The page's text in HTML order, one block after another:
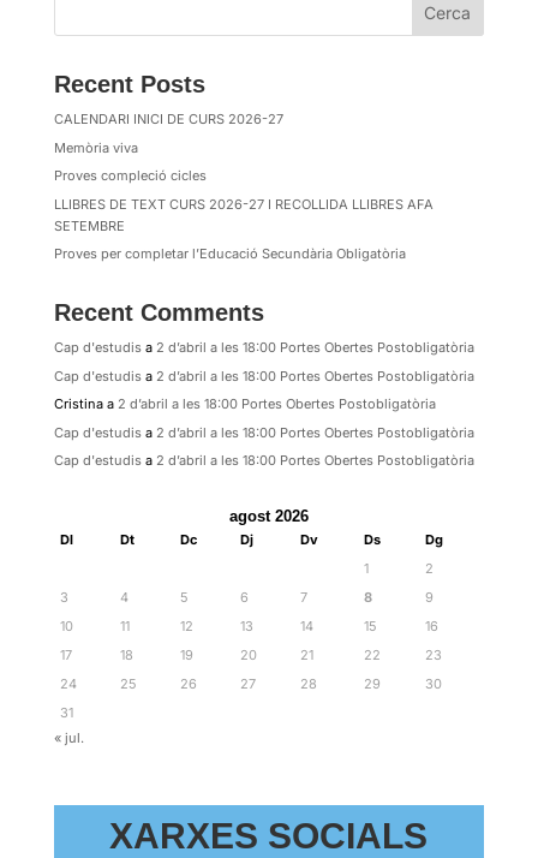
Cerca
Recent Posts
CALENDARI INICI DE CURS 2026-27
Memòria viva
Proves compleció cicles
LLIBRES DE TEXT CURS 2026-27 I RECOLLIDA LLIBRES AFA
SETEMBRE
Proves per completar l’Educació Secundària Obligatòria
Recent Comments
Cap d'estudisa 2 d’abril a les 18:00 Portes Obertes Postobligatòria
Cap d'estudisa 2 d’abril a les 18:00 Portes Obertes Postobligatòria
Cristinaa 2 d’abril a les 18:00 Portes Obertes Postobligatòria
Cap d'estudisa 2 d’abril a les 18:00 Portes Obertes Postobligatòria
Cap d'estudisa 2 d’abril a les 18:00 Portes Obertes Postobligatòria
agost 2026
Dl Dt Dc Dj Dv Ds
Dg
1
2
3
4 5 6 7 8
9
10
11 12 13 14 15
16
17
18 19 20 21 22
23
24
25 26 27 28 29
30
31
« jul.
XARXES SOCIALS